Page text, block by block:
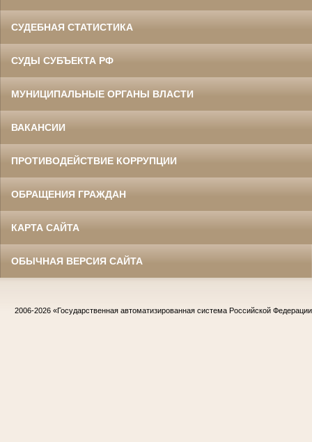
СУДЕБНАЯ СТАТИСТИКА
СУДЫ СУБЪЕКТА РФ
МУНИЦИПАЛЬНЫЕ ОРГАНЫ ВЛАСТИ
ВАКАНСИИ
ПРОТИВОДЕЙСТВИЕ КОРРУПЦИИ
ОБРАЩЕНИЯ ГРАЖДАН
КАРТА САЙТА
ОБЫЧНАЯ ВЕРСИЯ САЙТА
2006-2026 «Государственная автоматизированная система Российской